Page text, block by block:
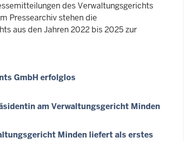
des Verwaltungsgerichts
Pressearchiv stehen die
aus den Jahren 2022 bis 2025 zur
GmbH erfolglos
am Verwaltungsgericht Minden
Minden liefert als erstes